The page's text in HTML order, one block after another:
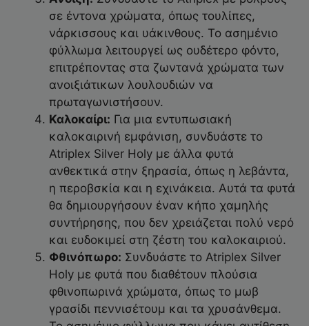
σε έντονα χρώματα, όπως τουλίπες,
νάρκισσους και υάκινθους. Το ασημένιο
φύλλωμα λειτουργεί ως ουδέτερο φόντο,
επιτρέποντας στα ζωντανά χρώματα των
ανοιξιάτικων λουλουδιών να
πρωταγωνιστήσουν.
Καλοκαίρι: Για μια εντυπωσιακή
καλοκαιρινή εμφάνιση, συνδυάστε το
Atriplex Silver Holy με άλλα φυτά
ανθεκτικά στην ξηρασία, όπως η λεβάντα,
η περοβσκία και η εχινάκεια. Αυτά τα φυτά
θα δημιουργήσουν έναν κήπο χαμηλής
συντήρησης, που δεν χρειάζεται πολύ νερό
και ευδοκιμεί στη ζέστη του καλοκαιριού.
Φθινόπωρο: Συνδυάστε το Atriplex Silver
Holy με φυτά που διαθέτουν πλούσια
φθινοπωρινά χρώματα, όπως το μωβ
γρασίδι πεννισέτουμ και τα χρυσάνθεμα.